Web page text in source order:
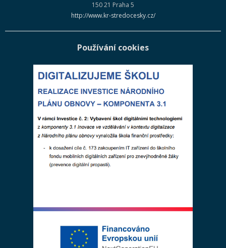
150 21 Praha 5
http://www.kr-stredocesky.cz/
Používání cookies